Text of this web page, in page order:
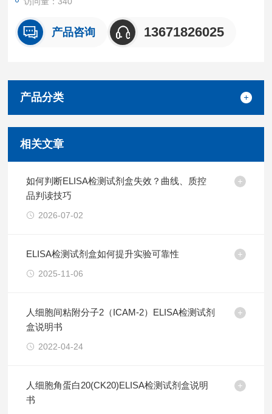
产品咨询 13671826025
产品分类
相关文章
如何判断ELISA检测试剂盒失效？曲线、质控
品判读技巧
2026-07-02
ELISA检测试剂盒如何提升实验可靠性
2025-11-06
人细胞间粘附分子2（ICAM-2）ELISA检测试剂
盒说明书
2022-04-24
人细胞角蛋白20(CK20)ELISA检测试剂盒说明
书